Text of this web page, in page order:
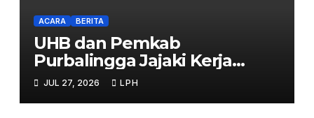
ACARA BERITA
UHB dan Pemkab
Purbalingga Jajaki Kerja
Sama Strategis
JUL 27, 2026 LPH